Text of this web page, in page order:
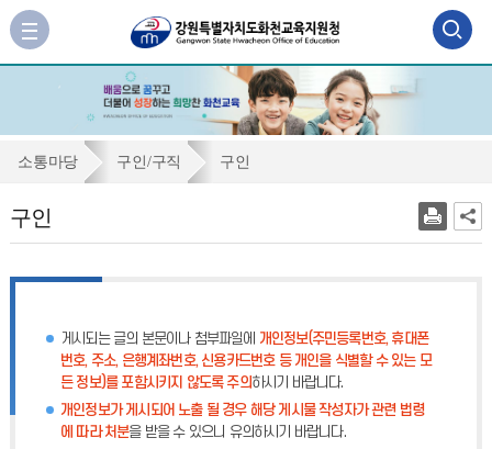
검
색
역
기
사
이
가
구소통마당 구인/구직 구인
구인
게시되는 글의 본문이나 첨부파일에 개인정보(주민등록번호, 휴대폰
번호, 주소, 은행계좌번호, 신용카드번호 등 개인을 식별할 수 있는 모
든 정보)를 포함시키지 않도록 주의하시기 바랍니다.
개인정보가 게시되어 노출 될 경우 해당 게시물 작성자가 관련 법령
에 따라 처분을 받을 수 있으니 유의하시기 바랍니다.